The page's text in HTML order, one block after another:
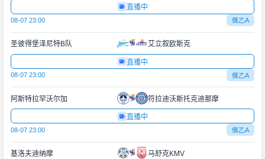
直播中
08-07 23:00 俄乙A
圣彼得堡泽尼特B队 艾立叙欧斯克
直播中
08-07 23:00 俄乙A
阿斯特拉罕沃尔加 符拉迪沃斯托克迪那摩
直播中
08-07 23:00 俄乙A
基洛夫迪纳摩 马舒克KMV